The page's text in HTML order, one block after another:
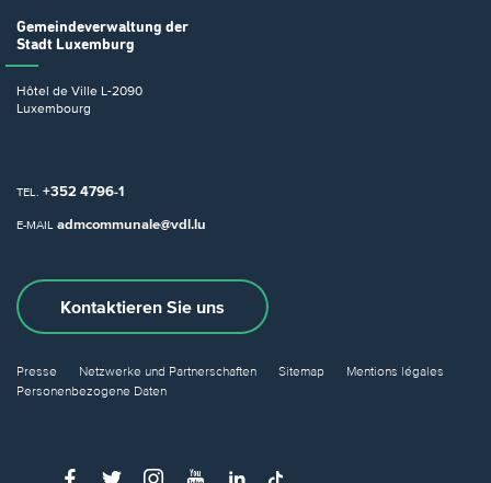
Gemeindeverwaltung der
Stadt Luxemburg
Hôtel de Ville L-2090
Luxembourg
TEL. +352 4796-1
E-MAIL admcommunale@vdl.lu
Kontaktieren Sie uns
Presse Netzwerke und Partnerschaften Sitemap
Mentions légales
Personenbezogene Daten